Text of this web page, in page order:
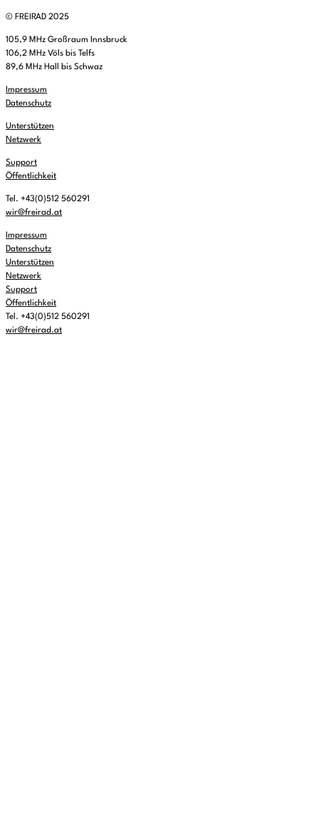
© FREIRAD 2025
105,9 MHz Großraum Innsbruck
106,2 MHz Völs bis Telfs
89,6 MHz Hall bis Schwaz
Impressum
Datenschutz
Unterstützen
Netzwerk
Support
Öffentlichkeit
Tel. +43(0)512 560291
wir@freirad.at
Impressum
Datenschutz
Unterstützen
Netzwerk
Support
Öffentlichkeit
Tel. +43(0)512 560291
wir@freirad.at